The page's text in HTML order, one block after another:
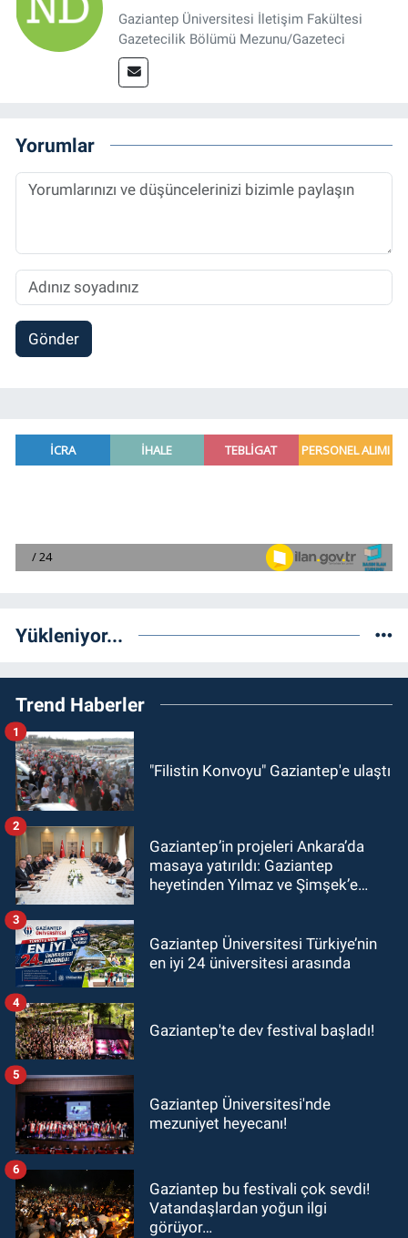
Gaziantep Üniversitesi İletişim Fakültesi
Gazetecilik Bölümü Mezunu/Gazeteci
Yorumlar
Gönder
Yükleniyor...
Trend Haberler
"Filistin Konvoyu" Gaziantep'e ulaştı
1
Gaziantep’in projeleri Ankara’da
masaya yatırıldı: Gaziantep
heyetinden Yılmaz ve Şimşek’e
2
Gaziantep Üniversitesi Türkiye’nin
en iyi 24 üniversitesi arasında
3
Gaziantep'te dev festival başladı!
4
Gaziantep Üniversitesi'nde
mezuniyet heyecanı!
5
Gaziantep bu festivali çok sevdi!
Vatandaşlardan yoğun ilgi
görüyor…
6